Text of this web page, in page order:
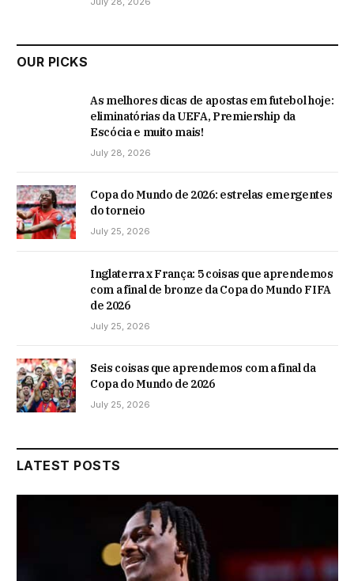
OUR PICKS
As melhores dicas de apostas em futebol hoje:
eliminatórias da UEFA, Premiership da
Escócia e muito mais!
July 28, 2026
Copa do Mundo de 2026: estrelas emergentes
do torneio
July 25, 2026
Inglaterra x França: 5 coisas que aprendemos
com a final de bronze da Copa do Mundo FIFA
de 2026
July 25, 2026
Seis coisas que aprendemos com a final da
Copa do Mundo de 2026
July 25, 2026
LATEST POSTS